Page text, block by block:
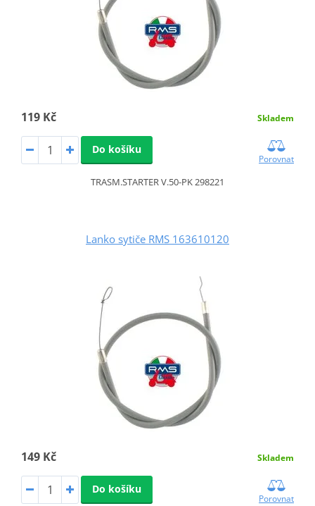
119 Kč Skladem
Do košíku
Porovnat
TRASM.STARTER V.50-PK 298221
Lanko sytiče RMS 163610120
149 Kč Skladem
Do košíku
Porovnat